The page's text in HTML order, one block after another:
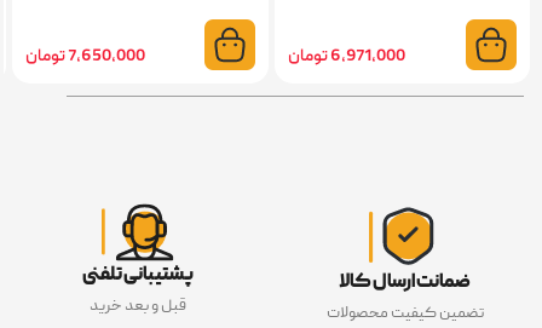
6,971,000 تومان 7,650,000 تومان
ضمانت ارسال کالا
تضمین کیفیت محصولات
پشتیبانی تلفنی
قبل و بعد خرید